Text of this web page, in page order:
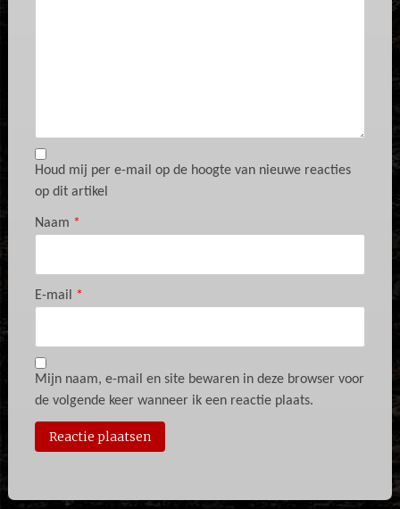
Houd mij per e-mail op de hoogte van nieuwe reacties
op dit artikel
Naam *
E-mail *
Mijn naam, e-mail en site bewaren in deze browser voor
de volgende keer wanneer ik een reactie plaats.